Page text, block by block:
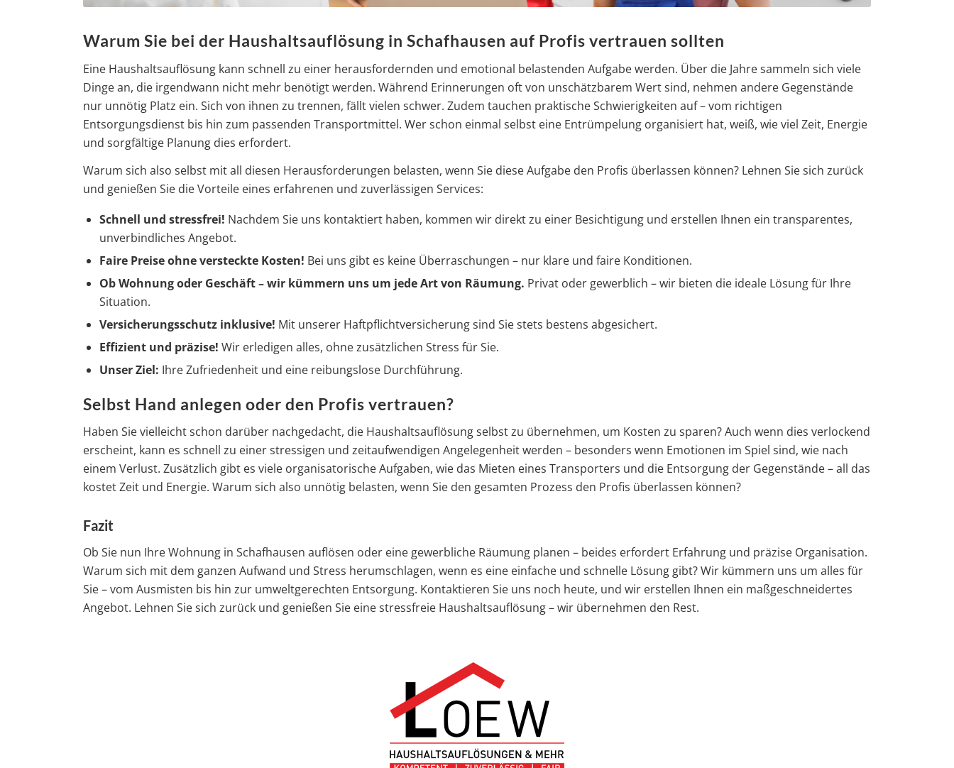
Warum Sie bei der Haushaltsauflösung in Schafhausen auf Profis vertrauen sollten
Eine Haushaltsauflösung kann schnell zu einer herausfordernden und emotional belastenden Aufgabe werden. Über die Jahre sammeln sich viele
Dinge an, die irgendwann nicht mehr benötigt werden. Während Erinnerungen oft von unschätzbarem Wert sind, nehmen andere Gegenstände
nur unnötig Platz ein. Sich von ihnen zu trennen, fällt vielen schwer. Zudem tauchen praktische Schwierigkeiten auf – vom richtigen
Entsorgungsdienst bis hin zum passenden Transportmittel. Wer schon einmal selbst eine Entrümpelung organisiert hat, weiß, wie viel Zeit, Energie
und sorgfältige Planung dies erfordert.
Warum sich also selbst mit all diesen Herausforderungen belasten, wenn Sie diese Aufgabe den Profis überlassen können? Lehnen Sie sich zurück
und genießen Sie die Vorteile eines erfahrenen und zuverlässigen Services:
Schnell und stressfrei! Nachdem Sie uns kontaktiert haben, kommen wir direkt zu einer Besichtigung und erstellen Ihnen ein transparentes,
unverbindliches Angebot.
Faire Preiseohne versteckte Kosten! Bei uns gibt es keine Überraschungen – nur klare und faire Konditionen.
Ob Wohnung oder Geschäft – wir kümmern uns um jede Art von Räumung. Privat oder gewerblich – wir bieten die ideale Lösung für Ihre
Situation.
Versicherungsschutz inklusive! Mit unserer Haftpflichtversicherung sind Sie stets bestens abgesichert.
Effizient und präzise! Wir erledigen alles, ohne zusätzlichen Stress für Sie.
Unser Ziel: Ihre Zufriedenheit und eine reibungslose Durchführung.
Selbst Hand anlegen oder den Profis vertrauen?
Haben Sie vielleicht schon darüber nachgedacht, die Haushaltsauflösung selbst zu übernehmen, um Kosten zu sparen? Auch wenn dies verlockend
erscheint, kann es schnell zu einer stressigen und zeitaufwendigen Angelegenheit werden – besonders wenn Emotionen im Spiel sind, wie nach
einem Verlust. Zusätzlich gibt es viele organisatorische Aufgaben, wie das Mieten eines Transporters und die Entsorgung der Gegenstände – all das
kostet Zeit und Energie. Warum sich also unnötig belasten, wenn Sie den gesamten Prozess den Profis überlassen können?
Fazit
Ob Sie nun Ihre Wohnung in Schafhausen auflösen oder eine gewerbliche Räumung planen – beides erfordert Erfahrung und präzise Organisation.
Warum sich mit dem ganzen Aufwand und Stress herumschlagen, wenn es eine einfache und schnelle Lösung gibt? Wir kümmern uns um alles für
Sie – vom Ausmisten bis hin zur umweltgerechten Entsorgung. Kontaktieren Sie uns noch heute, und wir erstellen Ihnen ein maßgeschneidertes
Angebot. Lehnen Sie sich zurück und genießen Sie eine stressfreie Haushaltsauflösung – wir übernehmen den Rest.